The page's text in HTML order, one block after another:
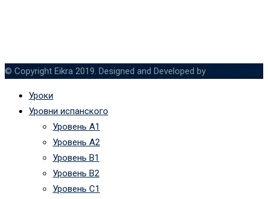
© Copyright Eikra 2019. Designed and Developed by
Уроки
Уровни испанского
Уровень А1
Уровень А2
Уровень B1
Уровень B2
Уровень C1